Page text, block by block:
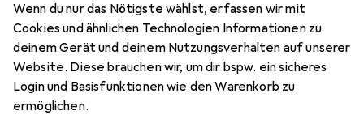
Wenn du nur das Nötigste wählst, erfassen wir mit
Cookies und ähnlichen Technologien Informationen zu
deinem Gerät und deinem Nutzungsverhalten auf unserer
Website. Diese brauchen wir, um dir bspw. ein sicheres
Login und Basisfunktionen wie den Warenkorb zu
ermöglichen.
Tiefe 50 cm X Silber
190 x 130 x 76 cm
Zubehör für VCM Büromöbel